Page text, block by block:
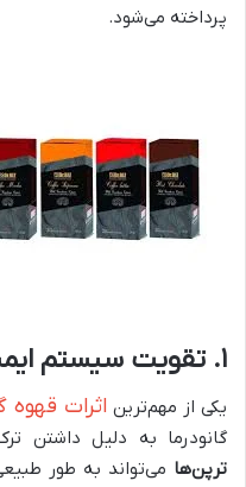
پرداخته می‌شود.
۱. تقویت سیستم
یکی از مهم‌ترین اثرات قهوه
گانودرما به دلیل داشتن
ترپن‌ها می‌تواند به طور